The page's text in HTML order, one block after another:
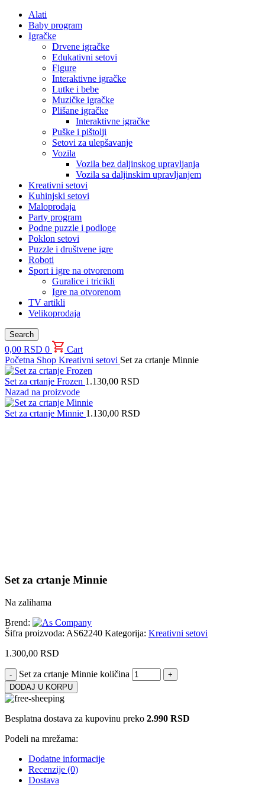
Alati
Baby program
Igračke
Drvene igračke
Edukativni setovi
Figure
Interaktivne igračke
Lutke i bebe
Muzičke igračke
Plišane igračke
Interaktivne igračke
Puške i pištolji
Setovi za ulepšavanje
Vozila
Vozila bez daljinskog upravljanja
Vozila sa daljinskim upravljanjem
Kreativni setovi
Kuhinjski setovi
Maloprodaja
Party program
Podne puzzle i podloge
Poklon setovi
Puzzle i društvene igre
Roboti
Sport i igre na otvorenom
Guralice i tricikli
Igre na otvorenom
TV artikli
Velikoprodaja
Search
0,00 RSD 0
Cart
Početna Shop Kreativni setovi Set za crtanje Minnie
Set za crtanje Frozen 1.130,00 RSD
Nazad na proizvode
Set za crtanje Minnie 1.130,00 RSD
Set za crtanje Minnie
Na zalihama
Brend:
Šifra proizvoda: AS62240 Kategorija: Kreativni setovi
1.300,00 RSD
Set za crtanje Minnie količina
DODAJ U KORPU
Besplatna dostava za kupovinu preko 2.990 RSD
Podeli na mrežama:
Dodatne informacije
Recenzije (0)
Dostava